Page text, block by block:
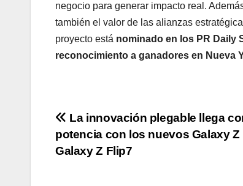
negocio para generar impacto real.
también el valor de las alianzas
proyecto está nominado en los PR Daily
reconocimiento a ganadores en Nueva
Navegación
de
La innovación plegable llega
potencia con los nuevos Galaxy Z
Galaxy Z Flip7